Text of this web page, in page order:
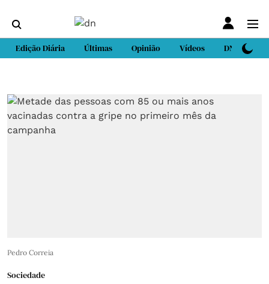
Edição Diária Últimas Opinião Vídeos DN Sport
Pedro Correia
Sociedade